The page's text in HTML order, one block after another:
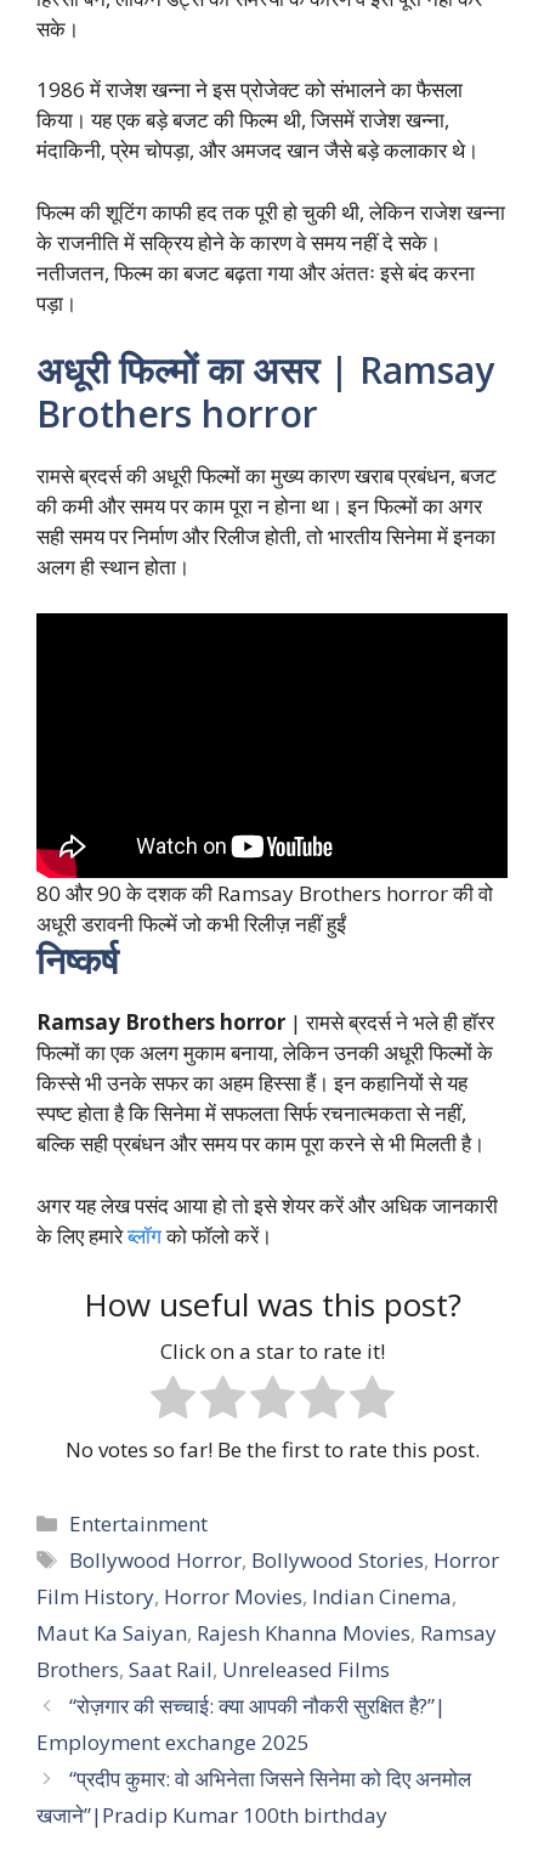
सके।
1986 में राजेश खन्ना ने इस प्रोजेक्ट को संभालने का फैसला
किया। यह एक बड़े बजट की फिल्म थी, जिसमें राजेश खन्ना,
मंदाकिनी, प्रेम चोपड़ा, और अमजद खान जैसे बड़े कलाकार थे।
फिल्म की शूटिंग काफी हद तक पूरी हो चुकी थी, लेकिन राजेश खन्ना
के राजनीति में सक्रिय होने के कारण वे समय नहीं दे सके।
नतीजतन, फिल्म का बजट बढ़ता गया और अंततः इसे बंद करना
पड़ा।
अधूरी फिल्मों का असर | Ramsay
Brothers horror
रामसे ब्रदर्स की अधूरी फिल्मों का मुख्य कारण खराब प्रबंधन, बजट
की कमी और समय पर काम पूरा न होना था। इन फिल्मों का अगर
सही समय पर निर्माण और रिलीज होती, तो भारतीय सिनेमा में इनका
अलग ही स्थान होता।
80 और 90 के दशक की Ramsay Brothers horror की वो
अधूरी डरावनी फिल्में जो कभी रिलीज़ नहीं हुईं
निष्कर्ष
Ramsay Brothers horror | रामसे ब्रदर्स ने भले ही हॉरर
फिल्मों का एक अलग मुकाम बनाया, लेकिन उनकी अधूरी फिल्मों के
किस्से भी उनके सफर का अहम हिस्सा हैं। इन कहानियों से यह
स्पष्ट होता है कि सिनेमा में सफलता सिर्फ रचनात्मकता से नहीं,
बल्कि सही प्रबंधन और समय पर काम पूरा करने से भी मिलती है।
अगर यह लेख पसंद आया हो तो इसे शेयर करें और अधिक जानकारी
के लिए हमारेब्लॉगको फॉलो करें।
How useful was this post?
Click on a star to rate it!
No votes so far! Be the first to rate this post.
Categories
Entertainment
Tags
Bollywood Horror, Bollywood Stories, Horror
Film History, Horror Movies, Indian Cinema,
Maut Ka Saiyan, Rajesh Khanna Movies, Ramsay
Brothers, Saat Rail, Unreleased Films
“रोज़गार की सच्चाई: क्या आपकी नौकरी सुरक्षित है?”|
Employment exchange 2025
“प्रदीप कुमार: वो अभिनेता जिसने सिनेमा को दिए अनमोल
खजाने”|Pradip Kumar 100th birthday